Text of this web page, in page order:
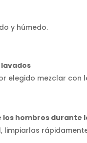
y húmedo.
elegido mezclar con
hombros durante
limpiarlas